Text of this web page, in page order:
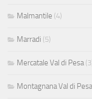
Malmantile (4)
Marradi (5)
Mercatale Val di Pesa
Montagnana Val di Pesa